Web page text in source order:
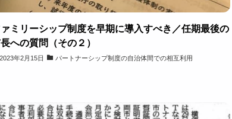
ミリーシップ制度を早期に導入すべき／任期最後の
への質問（その２）
2023年2月15日 パートナーシップ制度の自治体間での相互利用